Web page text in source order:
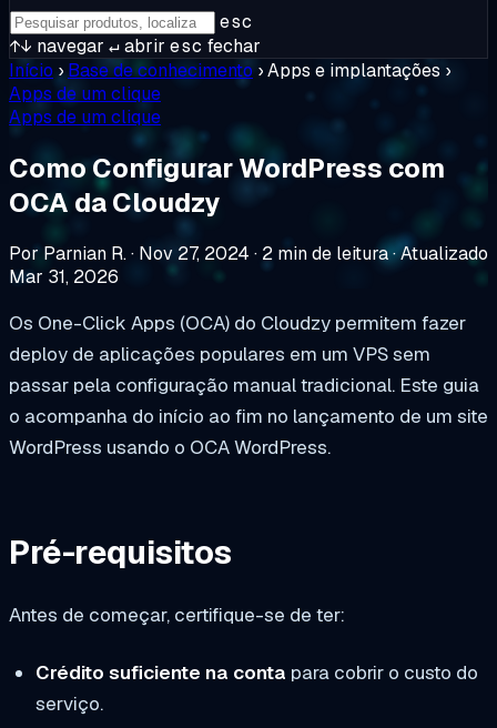
esc
↑↓ navegar ↵abrir esc fechar
Início › Base de conhecimento ›Apps e implantações ›
Apps de um clique
Apps de um clique
Como Configurar WordPress com
OCA da Cloudzy
Por Parnian R.· Nov 27, 2024 · 2 min de leitura·Atualizado
Mar 31, 2026
Os One-Click Apps (OCA) do Cloudzy permitem fazer
deploy de aplicações populares em um VPS sem
passar pela configuração manual tradicional. Este guia
o acompanha do início ao fim no lançamento de um site
WordPress usando o OCA WordPress.
Pré-requisitos
Antes de começar, certifique-se de ter:
Crédito suficiente na conta para cobrir o custo do
serviço.